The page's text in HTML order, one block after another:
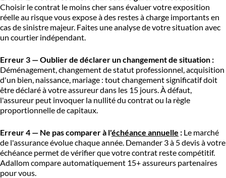
Choisir le contrat le moins cher sans évaluer votre exposition
réelle au risque vous expose à des restes à charge importants en
cas de sinistre majeur. Faites une analyse de votre situation avec
un courtier indépendant.
Erreur 3 — Oublier de déclarer un changement de situation :
Déménagement, changement de statut professionnel, acquisition
d'un bien, naissance, mariage : tout changement significatif doit
être déclaré à votre assureur dans les 15 jours. À défaut,
l'assureur peut invoquer la nullité du contrat ou la règle
proportionnelle de capitaux.
Erreur 4 — Ne pas comparer à l'échéance annuelle : Le marché
de l'assurance évolue chaque année. Demander 3 à 5 devis à votre
échéance permet de vérifier que votre contrat reste compétitif.
Adallom compare automatiquement 15+ assureurs partenaires
pour vous.